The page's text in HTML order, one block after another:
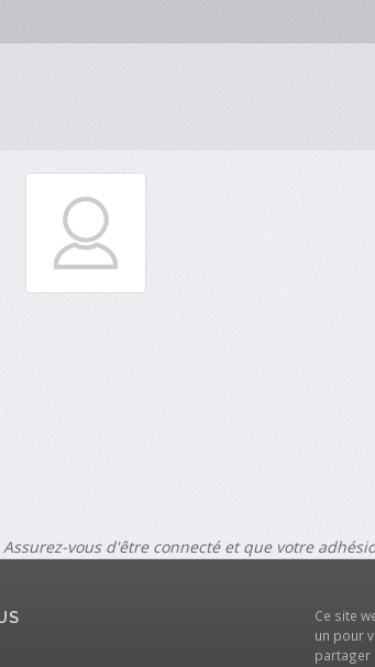
vous d'être connecté et que votre
Ce site
un pour
partager